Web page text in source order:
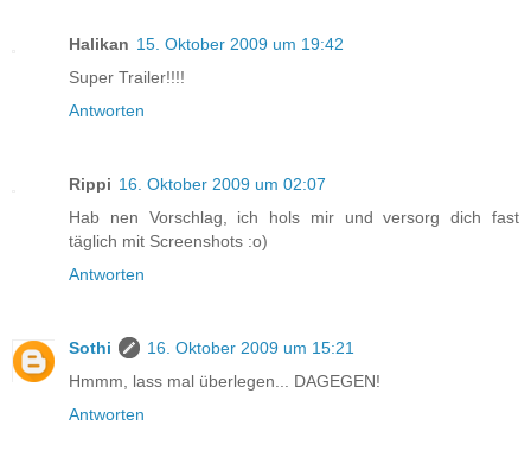
Halikan 15. Oktober 2009 um 19:42
Super Trailer!!!!
Antworten
Rippi 16. Oktober 2009 um 02:07
Hab nen Vorschlag, ich hols mir und versorg dich fast
täglich mit Screenshots :o)
Antworten
Sothi
16. Oktober 2009 um 15:21
Hmmm, lass mal überlegen... DAGEGEN!
Antworten